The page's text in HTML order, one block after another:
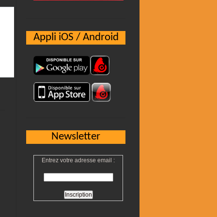
Appli iOS / Android
Newsletter
Entrez votre adresse email :